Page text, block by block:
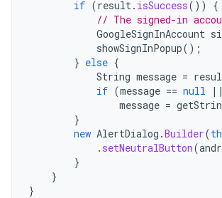
if (result. isSuccess())
{
// The signed-in
GoogleSignInAccount
showSignInPopup();
} else {
String message =
if (message == null ||
message =
}
new AlertDialog .Builder(
. setNeutralButton(
}
}
}